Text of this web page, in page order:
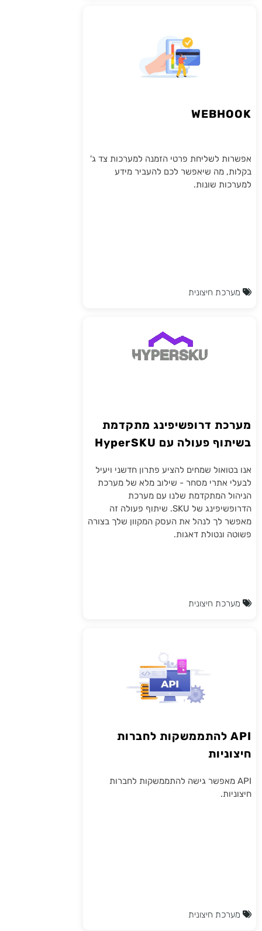
WEBHOOK
אפשרות לשליחת פרטי הזמנה למערכות צד ג'
בקלות, מה שיאפשר לכם להעביר מידע
למערכות שונות.
מערכת חיצונית
מערכת דרופשיפינג מתקדמת
בשיתוף פעולה עם HyperSKU
אנו בטואול שמחים להציע פתרון חדשני ויעיל
לבעלי אתרי מסחר - שילוב מלא של מערכת
הניהול המתקדמת שלנו עם מערכת
הדרופשיפינג של SKU. שיתוף פעולה זה
מאפשר לך לנהל את העסק המקוון שלך בצורה
פשוטה ונטולת דאגות.
מערכת חיצונית
API להתממשקות לחברות
חיצוניות
API מאפשר גישה להתממשקות לחברות
חיצוניות.
מערכת חיצונית